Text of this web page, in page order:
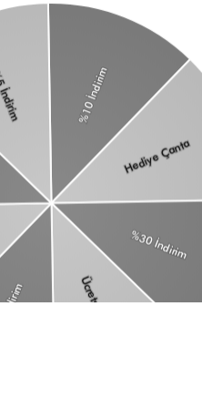
verilerimin
Omuz Çantası
Süet Çanta
Baget Çanta
Çapraz Çanta
Kadın Cüzdan
Aksesuar
Kemer
içerikler sunmak için
Çerez Politikamızı
₺1.199,80 479,92 TL